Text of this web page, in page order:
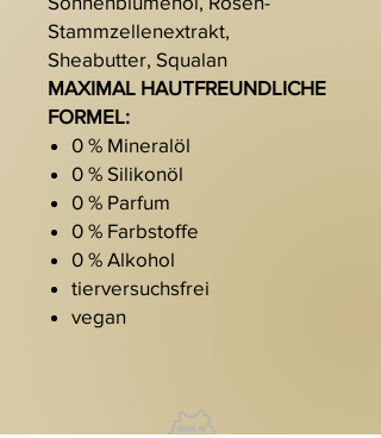
Stammzellenextrakt,
Sheabutter, Squalan
MAXIMAL HAUTFREUNDLICHE
FORMEL:
0 % Mineralöl
0 % Silikonöl
0 % Parfum
0 % Farbstoffe
0 % Alkohol
tierversuchsfrei
vegan